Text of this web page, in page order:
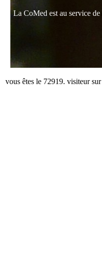
La CoMed est au service de
vous êtes le 72919. visiteur